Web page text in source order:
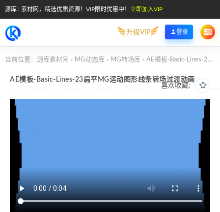
源库 | 素材网，精选优质资源！VIP限时优惠中！ 立即加入VIP
升级VIP 登录
当前位置： 源库素材网 > MG动态库 > MG转场库 > AE模板-Basic-Lines-23扁平MG运动图形线条转场过渡动画
喜欢收藏:
AE模板-Basic-Lines-23扁平MG运动图形线条转场过渡动画